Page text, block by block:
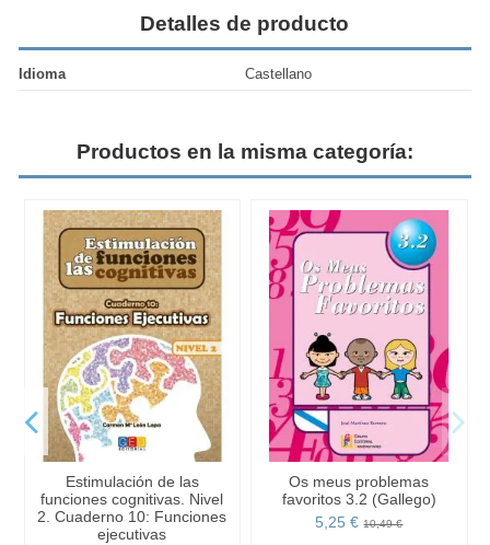
Detalles de producto
Idioma Castellano
Productos en la misma categoría:
Estimulación de las
funciones cognitivas. Nivel
2. Cuaderno 10: Funciones
ejecutivas
Os meus problemas
favoritos 3.2 (Gallego)
5,25 €10,49 €